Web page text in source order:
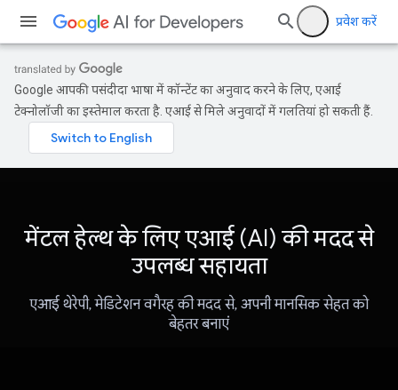
प्रवेश करें
Google आपकी पसंदीदा भाषा में कॉन्टेंट का अनुवाद करने के लिए, एआई
टेक्नोलॉजी का इस्तेमाल करता है. एआई से मिले अनुवादों में गलतियां हो सकती हैं.
मेंटल हेल्थ के लिए एआई (AI) की मदद से
उपलब्ध सहायता
एआई थेरेपी, मेडिटेशन वगैरह की मदद से, अपनी मानसिक सेहत को
बेहतर बनाएं